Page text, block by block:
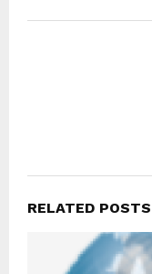
RELATED POSTS